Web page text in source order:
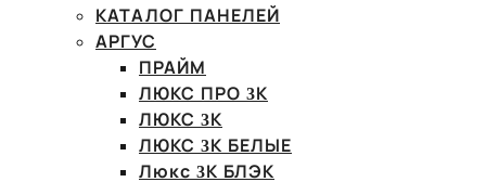
КАТАЛОГ ПАНЕЛЕЙ
АРГУС
ПРАЙМ
ЛЮКС ПРО 3К
ЛЮКС 3К
ЛЮКС 3К БЕЛЫЕ
Люкс 3К БЛЭК